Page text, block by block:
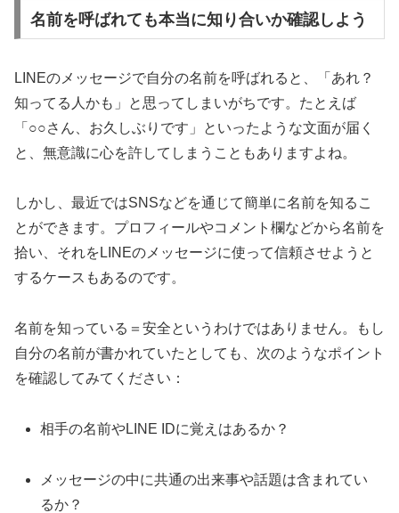
名前を呼ばれても本当に知り合いか確認しよう
LINEのメッセージで自分の名前を呼ばれると、「あれ？
知ってる人かも」と思ってしまいがちです。たとえば
「○○さん、お久しぶりです」といったような文面が届く
と、無意識に心を許してしまうこともありますよね。
しかし、最近ではSNSなどを通じて簡単に名前を知るこ
とができます。プロフィールやコメント欄などから名前を
拾い、それをLINEのメッセージに使って信頼させようと
するケースもあるのです。
名前を知っている＝安全というわけではありません。もし
自分の名前が書かれていたとしても、次のようなポイント
を確認してみてください：
相手の名前やLINE IDに覚えはあるか？
メッセージの中に共通の出来事や話題は含まれてい
るか？